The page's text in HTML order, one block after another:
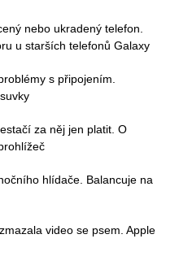
nebo ukradený telefon.
u starších telefonů Galaxy
s připojením.
za něj jen platit. O
hlídače. Balancuje na
video se psem. Apple